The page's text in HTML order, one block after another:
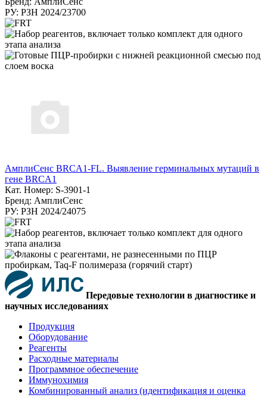
РУ: РЗН 2024/23700
АмплиСенс BRCA1-FL. Выявление герминальных мутаций в
гене BRCA1
Кат. Номер: S-3901-1
Бренд: АмплиСенс
РУ: РЗН 2024/24075
Передовые технологии в диагностике и
научных исследованиях
Продукция
Оборудование
Реагенты
Расходные материалы
Программное обеспечение
Иммунохимия
Комбинированный анализ (идентификация и оценка